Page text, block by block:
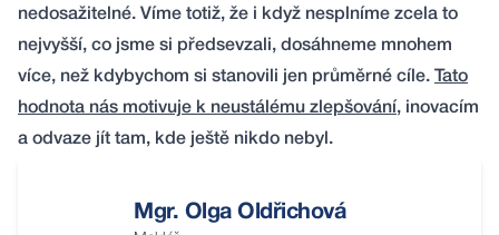
nedosažitelné. Víme totiž, že i když nesplníme zcela to
nejvyšší, co jsme si předsevzali, dosáhneme mnohem
více, než kdybychom si stanovili jen průměrné cíle.
Tato
hodnota nás motivuje k neustálému zlepšování, inovacím
a odvaze jít tam, kde ještě nikdo nebyl.
Mgr. Olga Oldřichová